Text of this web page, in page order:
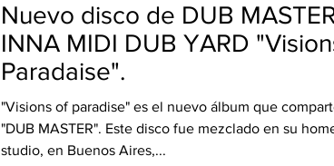
Nuevo disco de DUB
INNA MIDI DUB YARD
Paradaise".
"Visions of paradise" es el nuevo álbum que comparte
"DUB MASTER". Este disco fue mezclado en su
studio, en Buenos Aires,...